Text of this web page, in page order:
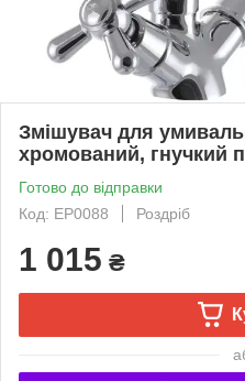
Змішувач для
хромований, гнучкий
Готово до відправки
Код: EP0088
Роздріб
1 015 ₴